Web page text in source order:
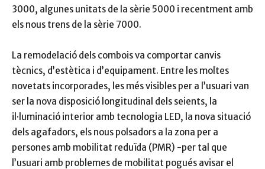
3000, algunes unitats de la sèrie 5000 i recentment amb
els nous trens de la sèrie 7000.
La remodelació dels combois va comportar canvis
tècnics, d’estètica i d’equipament. Entre les moltes
novetats incorporades, les més visibles per a l’usuari van
ser la nova disposició longitudinal dels seients, la
il·luminació interior amb tecnologia LED, la nova situació
dels agafadors, els nous polsadors a la zona per a
persones amb mobilitat reduïda (PMR) -per tal que
l’usuari amb problemes de mobilitat pogués avisar el